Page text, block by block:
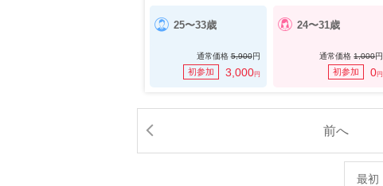
25〜33歳
通常価格5,900円
初参加 3,000円
24〜31歳
通常価格1,000円
初参加 0円
前へ
最初